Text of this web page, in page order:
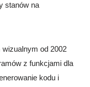
stanów na
od 2002
z funkcjami dla
kodu i